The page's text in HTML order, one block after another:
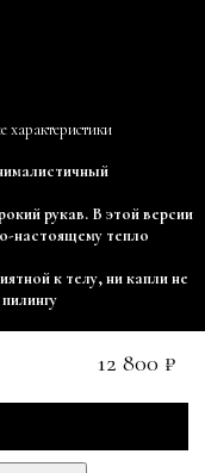
характеристики
рукав. В этой версии
настоящему тепло
к телу, ни капли не
12 800 ₽